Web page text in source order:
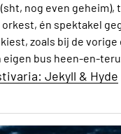
nog even geheim),
én spektakel
zoals bij de
bus heen-en-
Jekyll & Hyde